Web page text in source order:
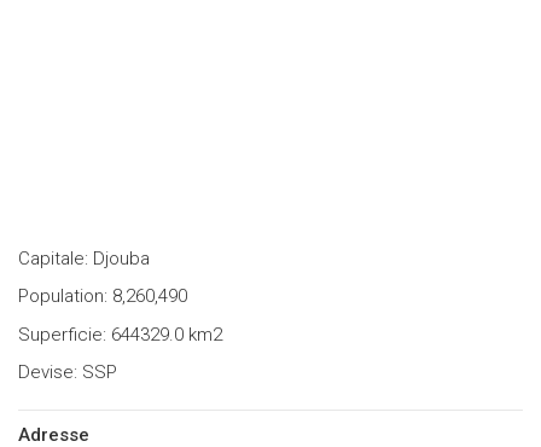
Capitale: Djouba
Population: 8,260,490
Superficie: 644329.0 km2
Devise: SSP
Adresse